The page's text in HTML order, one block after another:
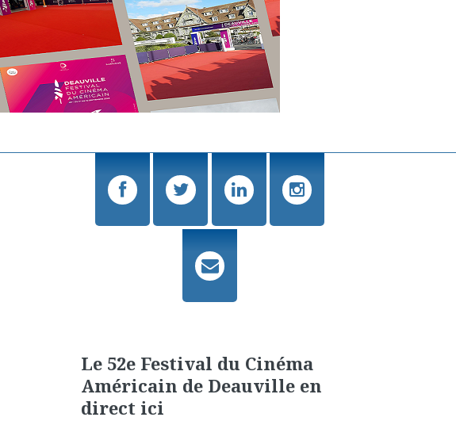
Le 52e Festival du Cinéma
Américain de Deauville en
direct ici